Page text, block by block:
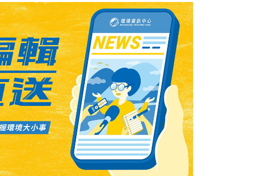
是很可能發生自發性的核分裂。這次被檢測出的是
天）、氙135（半衰期約9小時），兩者濃度都是每立
克。雖然數量極微，但半衰期短，所以專家認為可能
。原子能災害大臣細野豪志表示，目前得知情況穩
況。言下之意是，居民不需再度疏散。